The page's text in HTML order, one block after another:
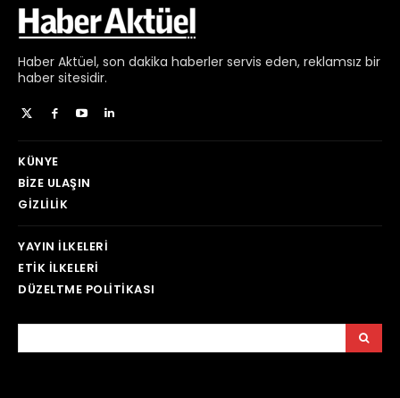
Haber Aktüel, son dakika haberler servis eden, reklamsız bir
haber sitesidir.
KÜNYE
BIZE ULAŞIN
GIZLILIK
YAYIN İLKELERI
ETIK İLKELERI
DÜZELTME POLITIKASI